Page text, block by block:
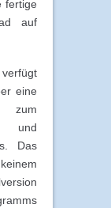
fertige
auf
eine
zum
und
Das